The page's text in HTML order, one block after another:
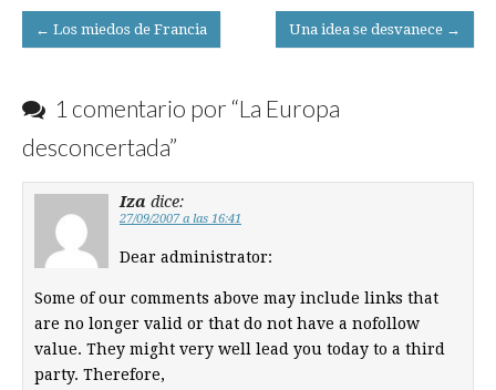
Post
navigation
← Los miedos de Francia Una idea se desvanece →
1 comentario por “La Europa
desconcertada”
Iza dice:
27/09/2007 a las 16:41
Dear administrator:
Some of our comments above may include links that
are no longer valid or that do not have a nofollow
value. They might very well lead you today to a third
party. Therefore,